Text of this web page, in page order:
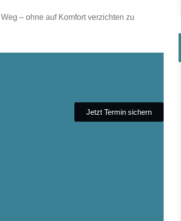
– ohne auf Komfort verzichten zu
Jetzt Termin sichern